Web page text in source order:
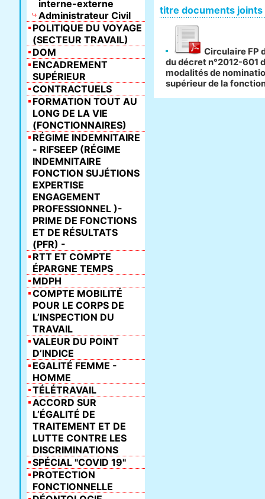
titre documents joints
Circulaire FP
du décret n°2012-601
modalités de
supérieur de la
interne-externe
Administrateur Civil
POLITIQUE DU VOYAGE
(SECTEUR TRAVAIL)
DOM
ENCADREMENT
SUPÉRIEUR
CONTRACTUELS
FORMATION TOUT AU
LONG DE LA VIE
(FONCTIONNAIRES)
RÉGIME INDEMNITAIRE
- RIFSEEP (RÉGIME
INDEMNITAIRE
FONCTION SUJÉTIONS
EXPERTISE
ENGAGEMENT
PROFESSIONNEL )-
PRIME DE FONCTIONS
ET DE RÉSULTATS
(PFR) -
RTT ET COMPTE
ÉPARGNE TEMPS
MDPH
COMPTE MOBILITÉ
POUR LE CORPS DE
L’INSPECTION DU
TRAVAIL
VALEUR DU POINT
D’INDICE
EGALITÉ FEMME -
HOMME
TÉLÉTRAVAIL
ACCORD SUR
L’ÉGALITÉ DE
TRAITEMENT ET DE
LUTTE CONTRE LES
DISCRIMINATIONS
SPÉCIAL "COVID 19"
PROTECTION
FONCTIONNELLE